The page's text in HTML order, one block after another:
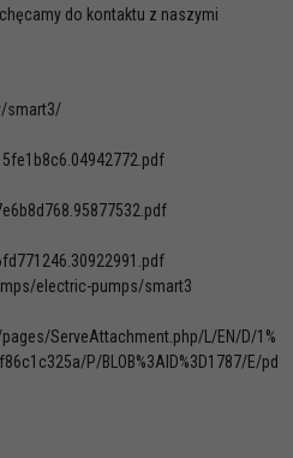
do kontaktu z naszymi
smart3/
electric-pumps/smart3
ServeAttachment.php/L/EN/D/1%
P/BLOB%3AID%3D1787/E/pd